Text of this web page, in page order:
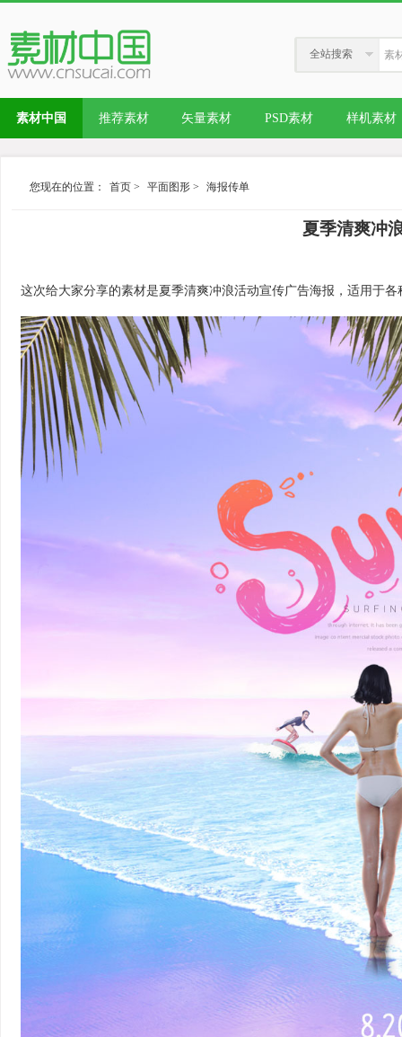
全站搜索
素材中国 推荐素材 矢量素材 PSD素材 样机素材
您现在的位置： 首页 > 平面图形 > 海报传单
夏季清爽冲
这次给大家分享的素材是夏季清爽冲浪活动宣传广告海报，适用于